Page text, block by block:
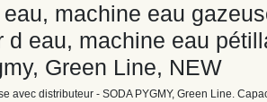
machine eau
d eau, machine eau
Green Line, NEW
avec distributeur - SODA PYGMY, Green Line.